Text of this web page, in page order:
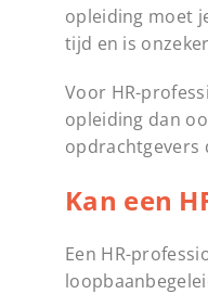
opleiding moet
tijd en is
Voor HR-
opleiding dan
opdrachtgevers
Kan een
Een HR-